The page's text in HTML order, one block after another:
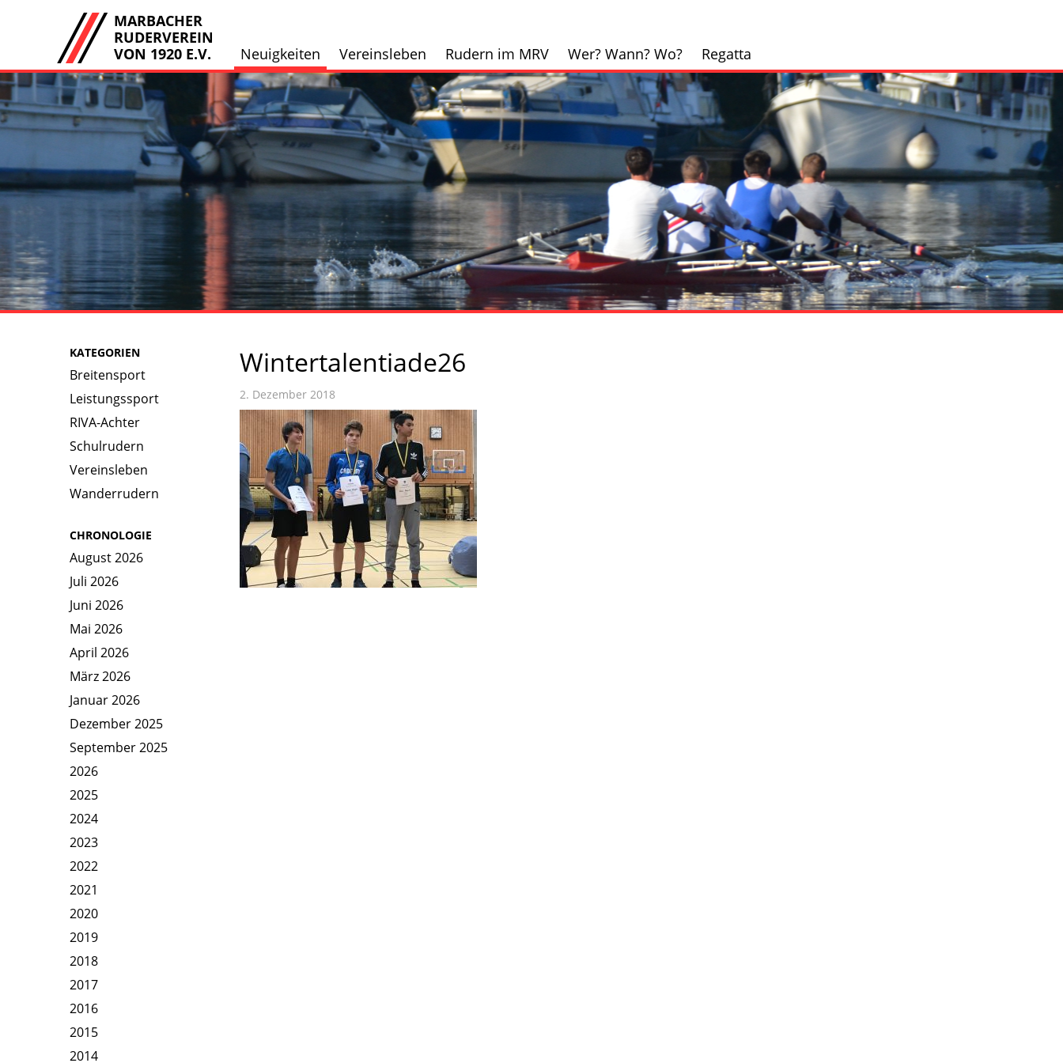
MARBACHER
RUDERVEREIN
VON 1920 E.V.
Neuigkeiten Vereinsleben Rudern im MRV Wer? Wann? Wo? Regatta
KATEGORIEN
Breitensport
Leistungssport
RIVA-Achter
Schulrudern
Vereinsleben
Wanderrudern
CHRONOLOGIE
August 2026
Juli 2026
Juni 2026
Mai 2026
April 2026
März 2026
Januar 2026
Dezember 2025
September 2025
2026
2025
2024
2023
2022
2021
2020
2019
2018
2017
2016
2015
2014
Wintertalentiade26
2. Dezember 2018